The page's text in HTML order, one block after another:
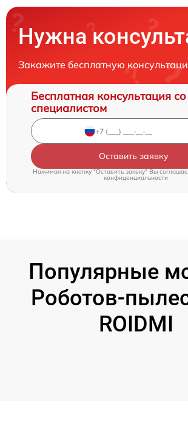
Нужна
Закажите бесплатную
Бесплатная консультация со
специалистом
Оставить заявку
Нажимая на кнопку "Оставить заявку" Вы
конфиденциальности
Популярные
Роботов-
ROIDMI